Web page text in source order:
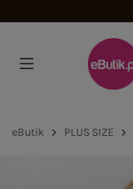
eButik PLUS SIZE